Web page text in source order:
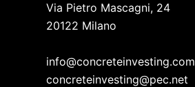
Via Pietro Mascagni, 24
20122 Milano
info@concreteinvesting.com
concreteinvesting@pec.net